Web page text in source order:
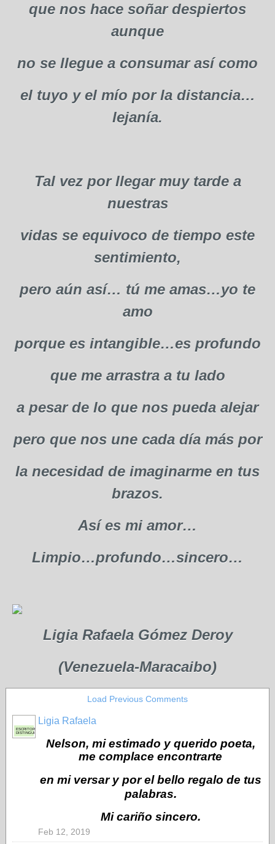
que nos hace soñar despiertos
aunque
no se llegue a consumar así como
el tuyo y el mío por la distancia…
lejanía.
Tal vez por llegar muy tarde a
nuestras
vidas se equivoco de tiempo este
sentimiento,
pero aún así… tú me amas…yo te
amo
porque es intangible…es profundo
que me arrastra a tu lado
a pesar de lo que nos pueda alejar
pero que nos une cada día más por
la necesidad de imaginarme en tus
brazos.
Así es mi amor…
Limpio…profundo…sincero…
Ligia Rafaela Gómez Deroy
(Venezuela-Maracaibo)
Load Previous Comments
ESCRITORA
DISTINGUIDA
Ligia Rafaela
Nelson, mi estimado y querido poeta,
me complace encontrarte
en mi versar y por el bello regalo de tus
palabras.
Mi cariño sincero.
Feb 12, 2019